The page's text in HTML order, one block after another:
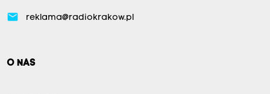
email reklama@radiokrakow.pl
O NAS